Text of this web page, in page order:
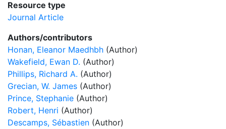
Resource type
Journal Article
Authors/contributors
Honan, Eleanor Maedhbh (Author)
Wakefield, Ewan D. (Author)
Phillips, Richard A. (Author)
Grecian, W. James (Author)
Prince, Stephanie (Author)
Robert, Henri (Author)
Descamps, Sébastien (Author)